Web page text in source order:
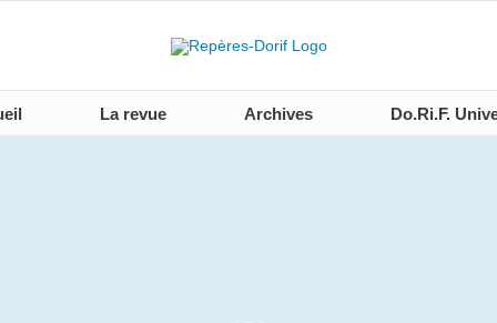
La revue Archives Do.Ri.F.